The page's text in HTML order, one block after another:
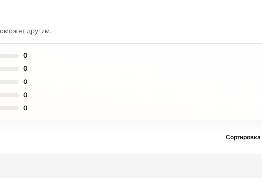
другим.
0
0
0
0
0
Сортировка